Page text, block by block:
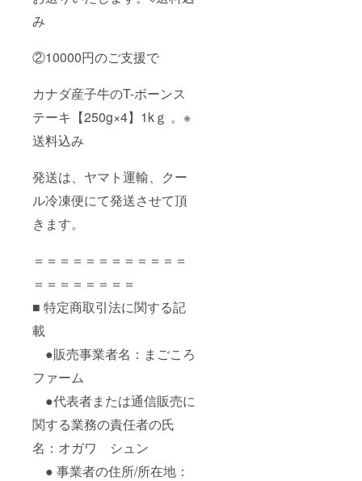
み
②10000円のご支援で
カナダ産子牛のT-ボーンス
テーキ【250g×4】1kｇ 。※
送料込み
発送は、ヤマト運輸、クー
ル冷凍便にて発送させて頂
きます。
＝＝＝＝＝＝＝＝＝＝＝＝
＝＝＝＝＝＝＝＝
■ 特定商取引法に関する記
載
●販売事業者名：まごころ
ファーム
●代表者または通信販売に
関する業務の責任者の氏
名：オガワ シュン
● 事業者の住所/所在地：